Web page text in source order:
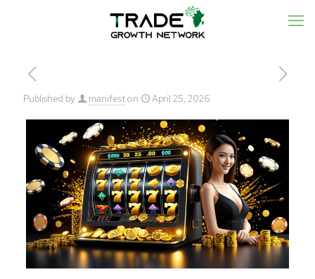
Published by manifeston April 25, 2026